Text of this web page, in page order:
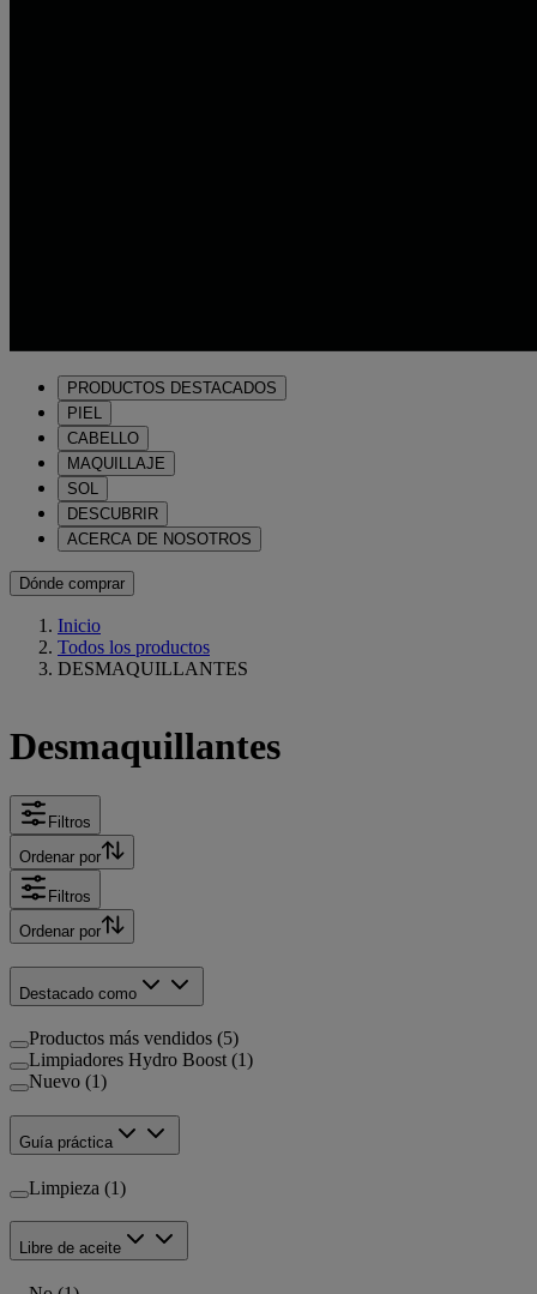
PRODUCTOS DESTACADOS
PIEL
CABELLO
MAQUILLAJE
SOL
DESCUBRIR
ACERCA DE NOSOTROS
Dónde comprar
Inicio
Todos los productos
DESMAQUILLANTES
Desmaquillantes
Filtros
Ordenar por
Filtros
Ordenar por
Destacado como
Productos más vendidos (5)
Limpiadores Hydro Boost (1)
Nuevo (1)
Guía práctica
Limpieza (1)
Libre de aceite